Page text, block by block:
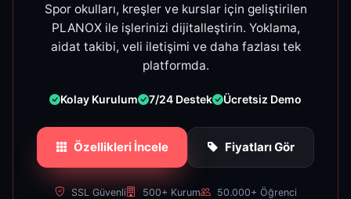
Spor okulları, kreşler ve kurslar için geliştirilen
PLANOX ile işlerinizi dijitalleştirin. Yoklama,
aidat takibi, veli iletişimi ve daha fazlası tek
platformda.
Kolay Kurulum 7/24 Destek Ücretsiz Demo
Özellikleri İncele Fiyatları Gör
SSL Güvenli 500+ Kurum 50.000+ Öğrenci